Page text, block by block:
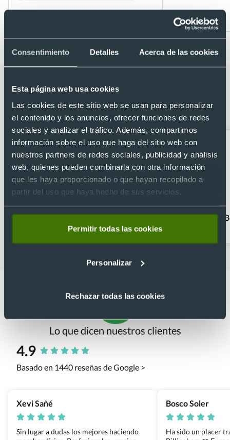
Consentimiento Detalles Acerca de las cookies
Esta página web usa cookies
Las cookies de este sitio web se usan para personalizar
el contenido y los anuncios, ofrecer funciones de redes
sociales y analizar el tráfico. Además, compartimos
información sobre el uso que haga del sitio web con
nuestros partners de redes sociales, publicidad y análisis
web, quienes pueden combinarla con otra información
que les haya proporcionado o que hayan recopilado a
partir del uso que haya hecho de sus servicios.
Permitir todas las cookies
Personalizar
Rechazar todas las cookies
Desde 0,05 €
Categorías relacionadas con Pulsera
personalizada a todo color poliéster
cierre de seguridad
Abanicos publicitarios
Detalles de boda
económicos
Lo que dicen nuestros clientes
4.9
Basado en 1440 reseñas de Google >
Xevi Sañé
Sin lugar a dudas los mejores haciendo
Bosco Soler
Ha sido un placer